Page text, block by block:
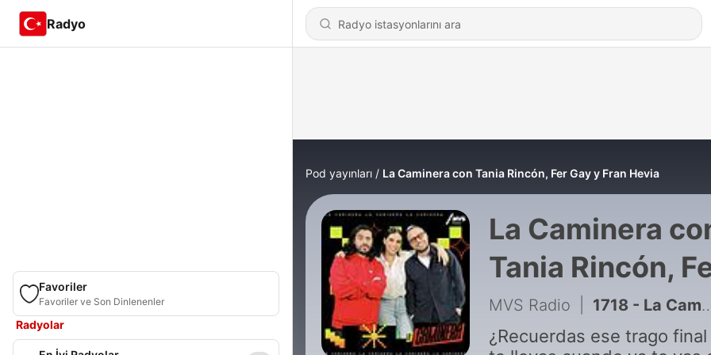
Radyo
Favoriler
Favoriler ve Son Dinlenenler
Radyolar
Pod yayınları La Caminera con Tania Rincón, Fer Gay y Fran Hevia
La Caminera
Tania Rincón,
Gay y Fran
MVS Radio 1718 - La Caminera #1030 - Entrevista con S Mike
¿Recuerdas ese trago final